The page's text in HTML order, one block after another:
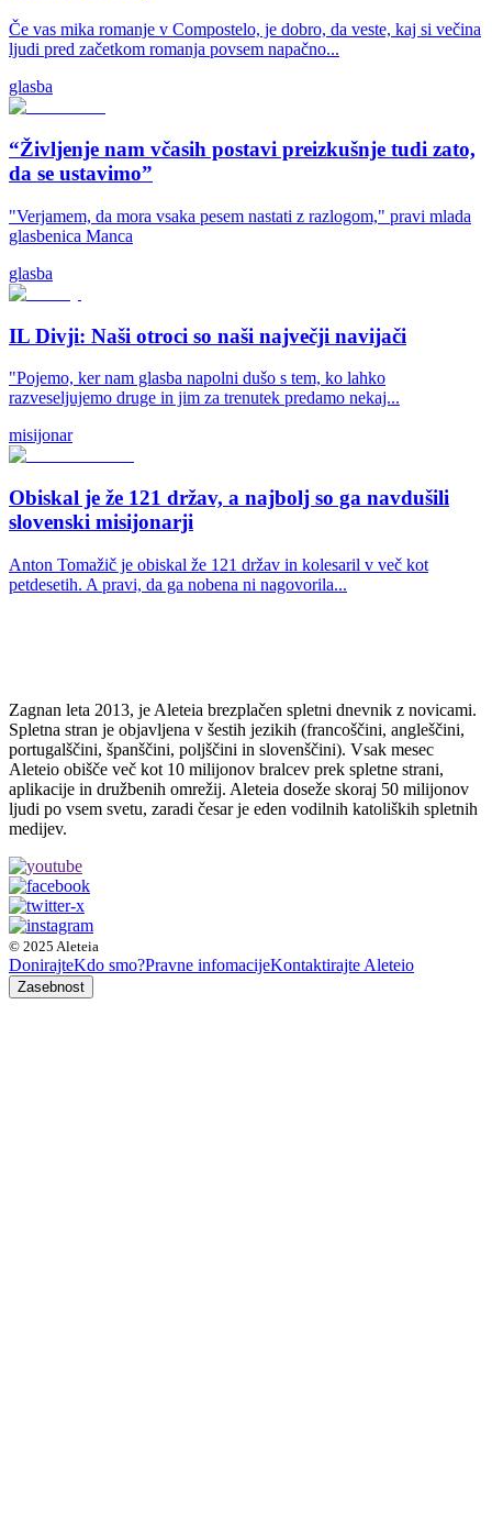
Če vas mika romanje v Compostelo, je dobro, da veste, kaj si večina
ljudi pred začetkom romanja povsem napačno...
glasba
“Življenje nam včasih postavi preizkušnje tudi zato,
da se ustavimo”
"Verjamem, da mora vsaka pesem nastati z razlogom," pravi mlada
glasbenica Manca
glasba
IL Divji: Naši otroci so naši največji navijači
"Pojemo, ker nam glasba napolni dušo s tem, ko lahko
razveseljujemo druge in jim za trenutek predamo nekaj...
misijonar
Obiskal je že 121 držav, a najbolj so ga navdušili
slovenski misijonarji
Anton Tomažič je obiskal že 121 držav in kolesaril v več kot
petdesetih. A pravi, da ga nobena ni nagovorila...
Zagnan leta 2013, je Aleteia brezplačen spletni dnevnik z novicami.
Spletna stran je objavljena v šestih jezikih (francoščini, angleščini,
portugalščini, španščini, poljščini in slovenščini). Vsak mesec
Aleteio obišče več kot 10 milijonov bralcev prek spletne strani,
aplikacije in družbenih omrežij. Aleteia doseže skoraj 50 milijonov
ljudi po vsem svetu, zaradi česar je eden vodilnih katoliških spletnih
medijev.
© 2025 Aleteia
DonirajteKdo smo?Pravne infomacijeKontaktirajte Aleteio
Zasebnost